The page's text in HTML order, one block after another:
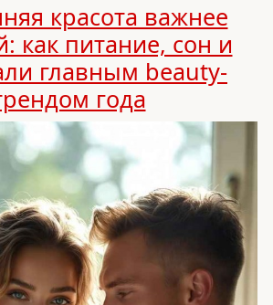
красота важнее
как питание, сон и
главным beauty-
года